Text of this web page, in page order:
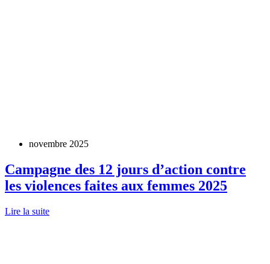
novembre 2025
Campagne des 12 jours d’action contre
les violences faites aux femmes 2025
Lire la suite